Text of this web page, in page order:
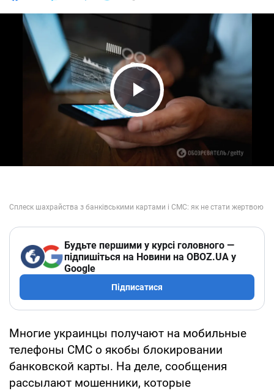
Play Video
Будьте першими у курсі головного —
підпишіться на Новини на OBOZ.UA у
Google
Підписатися
Многие украинцы получают на мобильные
телефоны СМС о якобы блокировании
банковской карты. На деле, сообщения
рассылают мошенники, которые